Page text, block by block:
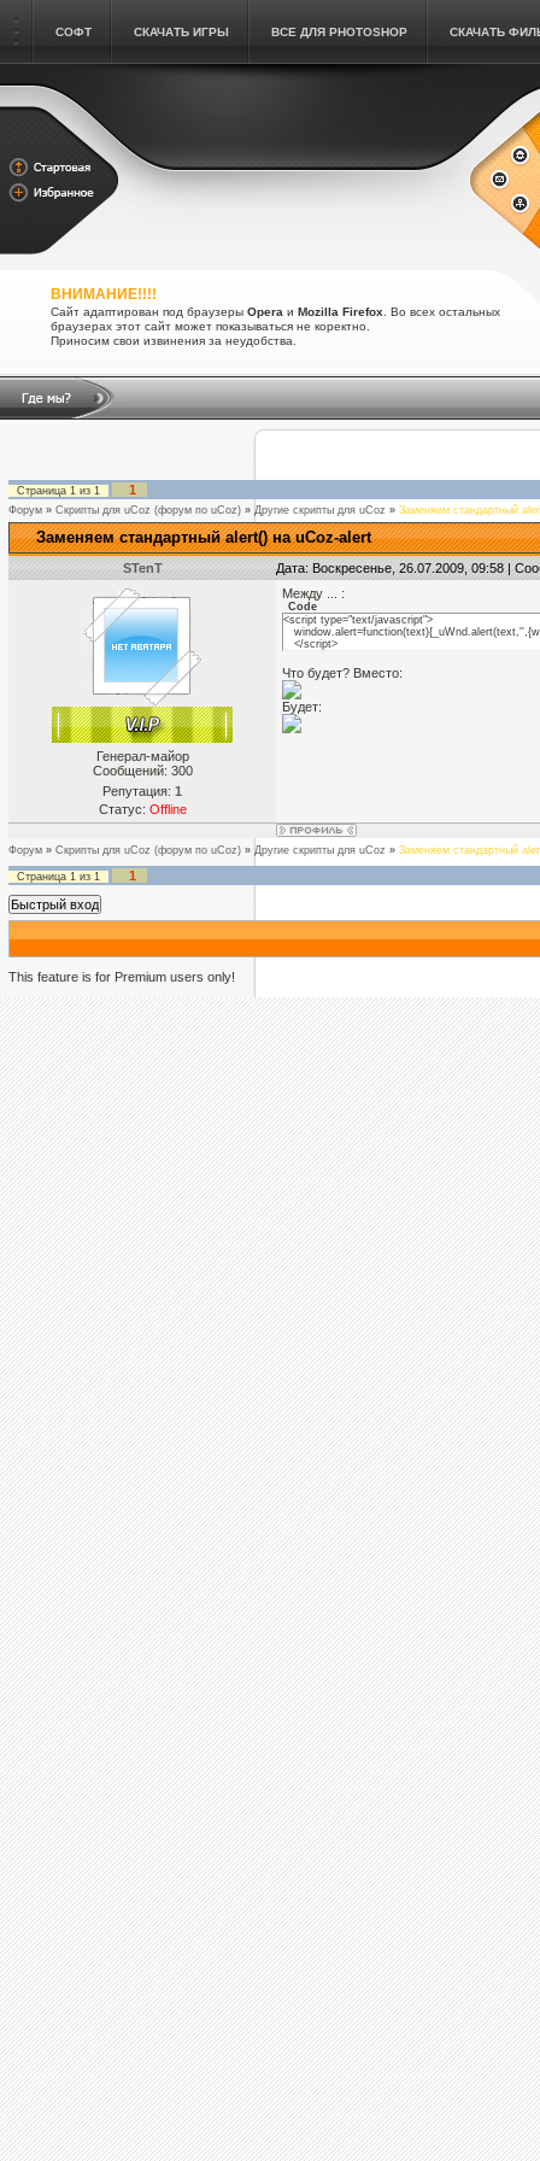
СОФТ СКАЧАТЬ ИГРЫ ВСЕ ДЛЯ PHOTOSHOP СКАЧАТЬ
ВНИМАНИЕ!!!!
Сайт адаптирован под браузеры Opera и Mozilla Firefox. Во всех остальных
браузерах этот сайт может показываться не коректно.
Приносим свои извинения за неудобства.
Страница 1 из 1 1
Форум » Скрипты для uCoz (форум по uCoz) » Другие скрипты для uCoz » Заменяем стандартный
Заменяем стандартный alert() на uCoz-alert
STenT Дата: Воскресенье, 26.07.2009, 09:58 |
Генерал-майор
Сообщений: 300
Репутация: 1
Статус: Offline
Между ... :
Code
<script type="text/javascript">
</script>
Что будет? Вместо:
Будет:
Форум » Скрипты для uCoz (форум по uCoz) » Другие скрипты для uCoz » Заменяем стандартный
Страница 1 из 1 1
This feature is for Premium users only!